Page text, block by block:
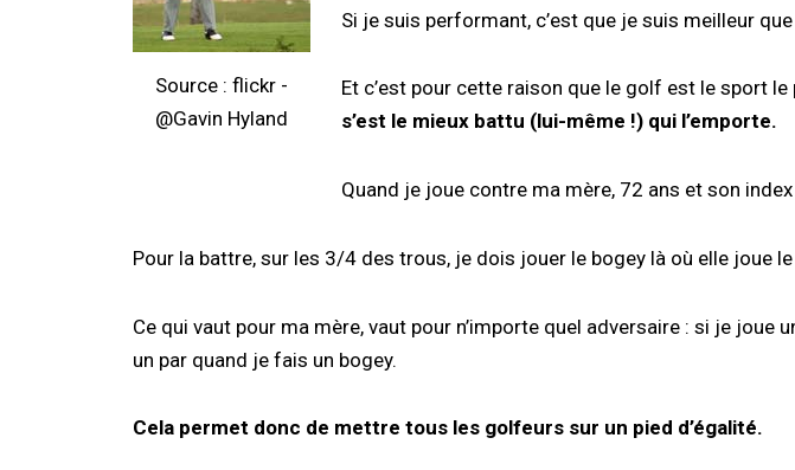
Source : flickr -
@Gavin Hyland
Si je suis performant, c’est que je suis meilleur
Et c’est pour cette raison que le golf est le sport
s’est le mieux battu (lui-même !) qui l’emporte.
Quand je joue contre ma mère, 72 ans et son
Pour la battre, sur les 3/4 des trous, je dois jouer le bogey là où elle joue
Ce qui vaut pour ma mère, vaut pour n’importe quel adversaire : si je
un par quand je fais un bogey.
Cela permet donc de mettre tous les golfeurs sur un pied d’égalité.